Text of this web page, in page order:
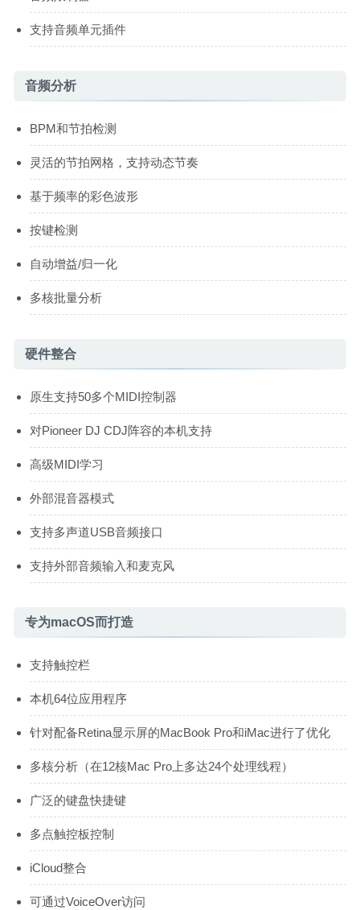
支持音频单元插件
音频分析
BPM和节拍检测
灵活的节拍网格，支持动态节奏
基于频率的彩色波形
按键检测
自动增益/归一化
多核批量分析
硬件整合
原生支持50多个MIDI控制器
对Pioneer DJ CDJ阵容的本机支持
高级MIDI学习
外部混音器模式
支持多声道USB音频接口
支持外部音频输入和麦克风
专为macOS而打造
支持触控栏
本机64位应用程序
针对配备Retina显示屏的MacBook Pro和iMac进行了优化
多核分析（在12核Mac Pro上多达24个处理线程）
广泛的键盘快捷键
多点触控板控制
iCloud整合
可通过VoiceOver访问